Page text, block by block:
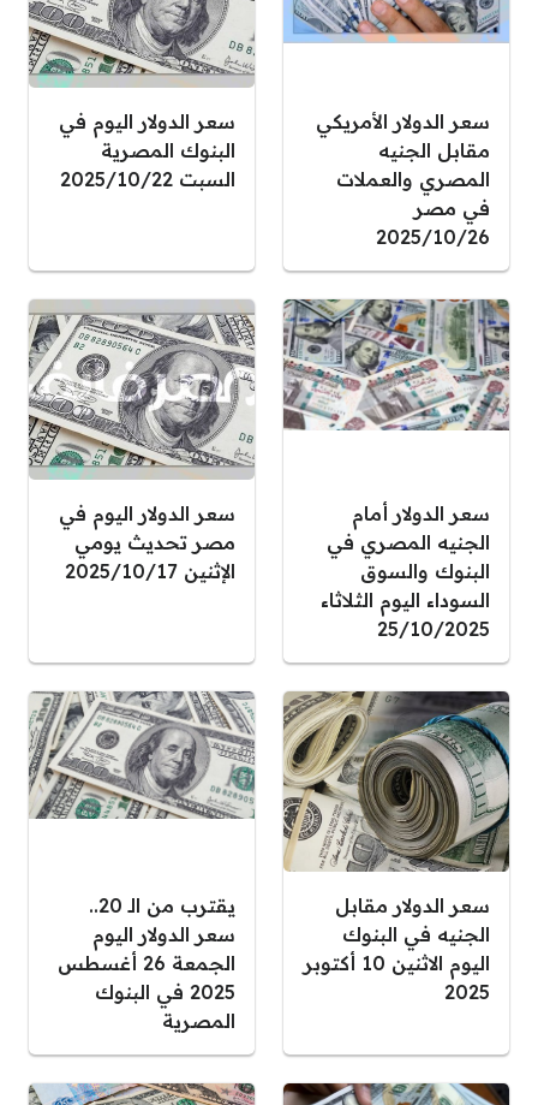
سعر الدولار الأمريكي
مقابل الجنيه
المصري والعملات
في مصر
2025/10/26
سعر الدولار اليوم في
البنوك المصرية
السبت 2025/10/22
سعر الدولار أمام
الجنيه المصري في
البنوك والسوق
السوداء اليوم الثلاثاء
25/10/2025
سعر الدولار اليوم في
مصر تحديث يومي
الإثنين 2025/10/17
سعر الدولار مقابل
الجنيه في البنوك
اليوم الاثنين 10 أكتوبر
2025
يقترب من الـ 20..
سعر الدولار اليوم
الجمعة 26 أغسطس
2025 في البنوك
المصرية